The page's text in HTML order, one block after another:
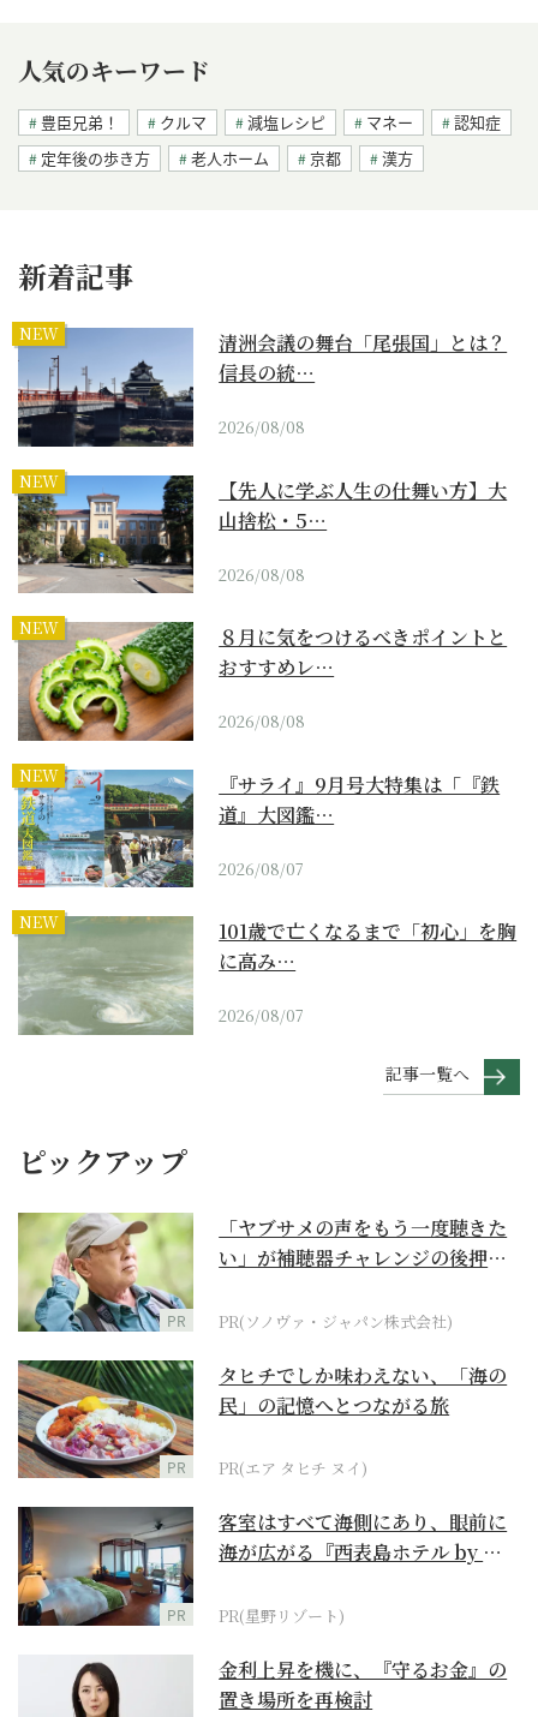
人気のキーワード
豊臣兄弟！ クルマ 減塩レシピ マネー
認知症
定年後の歩き方
老人ホーム 京都 漢方
新着記事
NEW
清洲会議の舞台「尾張国」とは？
信長の統…
2026/08/08
NEW
【先人に学ぶ人生の仕舞い方】大
山捨松・5…
2026/08/08
NEW
８月に気をつけるべきポイントと
おすすめレ…
2026/08/08
NEW
『サライ』9月号大特集は「『鉄
道』大図鑑…
2026/08/07
NEW
101歳で亡くなるまで「初心」を胸
に高み…
2026/08/07
記事一覧へ
ピックアップ
PR
「ヤブサメの声をもう一度聴きた
い」が補聴器チャレンジの後押し
PR(ソノヴァ・ジャパン株式会社)
PR
タヒチでしか味わえない、「海の
民」の記憶へとつながる旅
PR(エア タヒチ ヌイ)
PR
客室はすべて海側にあり、眼前に
海が広がる『西表島ホテル by 星
PR(星野リゾート)
金利上昇を機に、『守るお金』の
置き場所を再検討